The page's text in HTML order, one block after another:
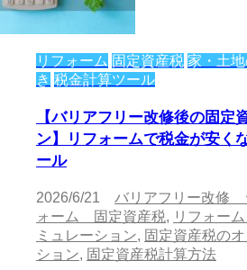
リフォーム 固定資産税 家・土
き 税金計算ツール
【バリアフリー改修後の固定
ン】リフォームで税金が安く
ール
2026/6/21 バリアフリー改修
ォーム 固定資産税, リフォー
ミュレーション, 固定資産税の
ション, 固定資産税計算方法